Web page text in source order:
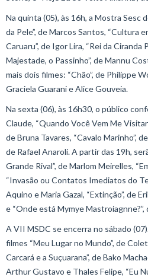
Na quinta (05), às 16h, a Mostra Sesc
da Pele”, de Marcos Santos, “Cultura
Caruaru”, de Igor Lira, “Rei da Ciranda
Majestade, o Passinho”, de Mannu
mais dois filmes: “Chão”, de Philippe
Graciela Guarani e Alice Gouveia.
Na sexta (06), às 16h30, o público
Claude, “Quando Você Vem Me
de Bruna Tavares, “Cavalo Marinho”,
de Rafael Anaroli. A partir das 19h,
Grande Rival”, de Marlom Meirelles,
“Invasão ou Contatos Imediatos do
Aquino e Maria Gazal, “Extinção”, de
e “Onde está Mymye Mastroiagnne?”,
A VII MSDC se encerra no sábado
filmes “Meu Lugar no Mundo”, de
Carcará e a Suçuarana”, de Bako
Arthur Gustavo e Thales Felipe, “Eu